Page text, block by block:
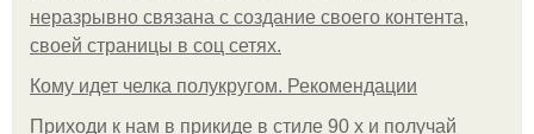
неразрывно связана с создание своего контента,
своей страницы в соц сетях.
Кому идет челка полукругом. Рекомендации
Приходи к нам в прикиде в стиле 90 х и получай